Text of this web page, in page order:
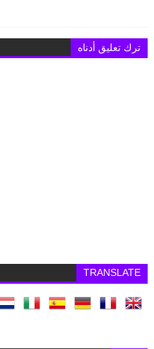
ترك تعليق أدناه
TRANSLATE